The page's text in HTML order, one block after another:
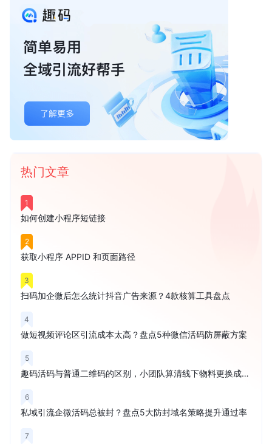
热门文章
1
如何创建小程序短链接
2
获取小程序 APPID 和页面路径
3
扫码加企微后怎么统计抖音广告来源？4款核算工具盘点
4
做短视频评论区引流成本太高？盘点5种微信活码防屏蔽方案
5
趣码活码与普通二维码的区别，小团队算清线下物料更换成本再买
6
私域引流企微活码总被封？盘点5大防封域名策略提升通过率
7